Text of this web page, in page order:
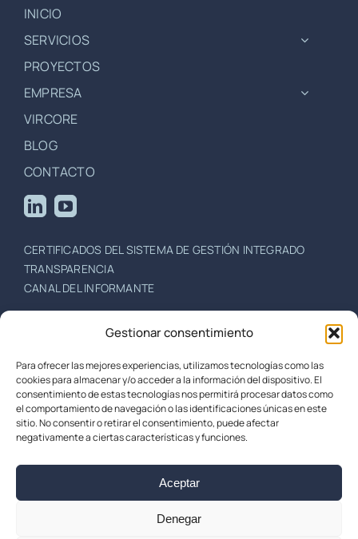
Gestionar consentimiento
Para ofrecer las mejores experiencias, utilizamos tecnologías como las
cookies para almacenar y/o acceder a la información del dispositivo. El
consentimiento de estas tecnologías nos permitirá procesar datos como
el comportamiento de navegación o las identificaciones únicas en este
sitio. No consentir o retirar el consentimiento, puede afectar
negativamente a ciertas características y funciones.
Aceptar
Denegar
INICIO
SERVICIOS
PROYECTOS
EMPRESA
VIRCORE
BLOG
CONTACTO
CERTIFICADOS DEL SISTEMA DE GESTIÓN INTEGRADO
TRANSPARENCIA
CANAL DEL INFORMANTE
/+34 942 201 757
Centro de Desarrollo Tecnológico de la Universidad de
Cantabria (CDTUC)
39005 Santander, España
Política de cokies
privacidad/Política de Seguridad de Información